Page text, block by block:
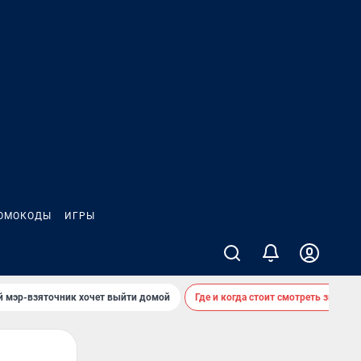
ИГРЫ
мэр-взяточник хочет выйти домой Где и когда стоит смотреть